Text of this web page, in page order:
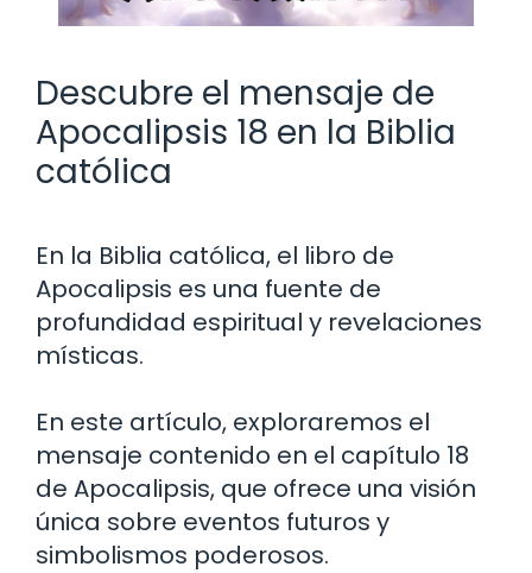
Descubre el mensaje de
Apocalipsis 18 en la Biblia
católica
En la Biblia católica, el libro de
Apocalipsis es una fuente de
profundidad espiritual y revelaciones
místicas.
En este artículo, exploraremos el
mensaje contenido en el capítulo 18
de Apocalipsis, que ofrece una visión
única sobre eventos futuros y
simbolismos poderosos.